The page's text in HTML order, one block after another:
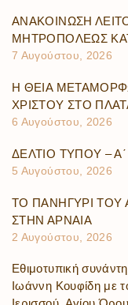
ΑΝΑΚΟΙΝΩΣΗ
ΜΗΤΡΟΠΟΛΕΩΣ
7 Αυγούστου, 2026
Η ΘΕΙΑ
ΧΡΙΣΤΟΥ ΣΤΟ
6 Αυγούστου, 2026
ΔΕΛΤΙΟ ΤΥΠΟΥ –
5 Αυγούστου, 2026
ΤΟ ΠΑΝΗΓΥΡΙ ΤΟΥ
ΣΤΗΝ ΑΡΝΑΙΑ
2 Αυγούστου, 2026
Εθιμοτυπική
Ιωάννη Κουφίδη με